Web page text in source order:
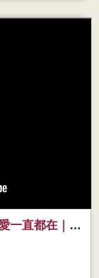
大腦生病了，但愛一直都在｜《失智症照護》溫馨宣導影片 🤍 善用1966，照護路上不孤單